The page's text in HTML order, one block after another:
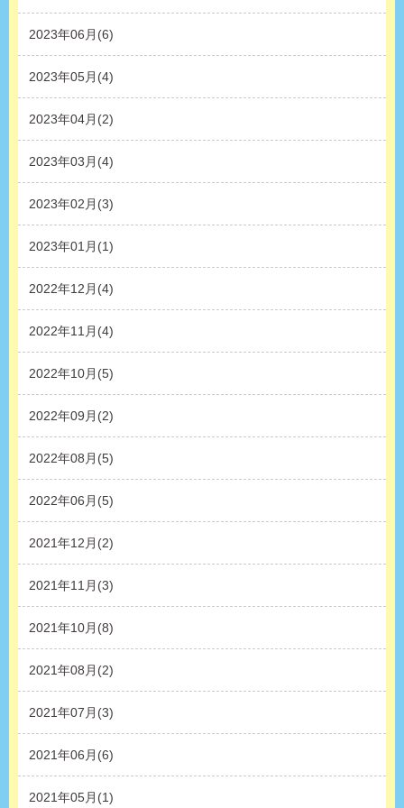
2023年06月(6)
2023年05月(4)
2023年04月(2)
2023年03月(4)
2023年02月(3)
2023年01月(1)
2022年12月(4)
2022年11月(4)
2022年10月(5)
2022年09月(2)
2022年08月(5)
2022年06月(5)
2021年12月(2)
2021年11月(3)
2021年10月(8)
2021年08月(2)
2021年07月(3)
2021年06月(6)
2021年05月(1)